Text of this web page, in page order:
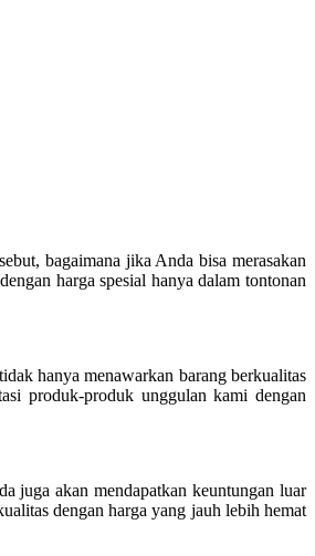
bagaimana jika Anda bisa merasakan
harga spesial hanya dalam tontonan
hanya menawarkan barang berkualitas
produk-produk unggulan kami dengan
juga akan mendapatkan keuntungan luar
dengan harga yang jauh lebih hemat